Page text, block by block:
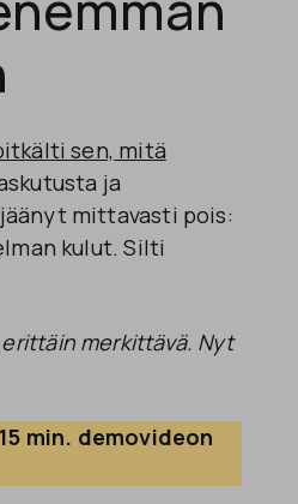
sen, mitä
ja
mittavasti pois:
kulut. Silti
erittäin merkittävä. Nyt
min. demovideon